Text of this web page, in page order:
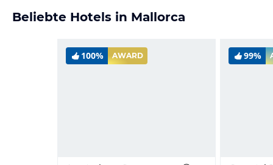
Beliebte Hotels in Mallorca
100% AWARD 99%